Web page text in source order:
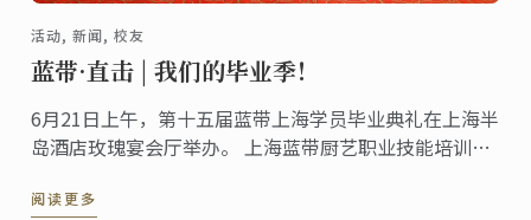
活动, 新闻, 校友
蓝带·直击 | 我们的毕业季！
6月21日上午，第十五届蓝带上海学员毕业典礼在上海半
岛酒店玫瑰宴会厅举办。 上海蓝带厨艺职业技能培训学
经理商凌燕女士、特邀嘉宾上海迪士尼乐园厨务总监
阅读更多